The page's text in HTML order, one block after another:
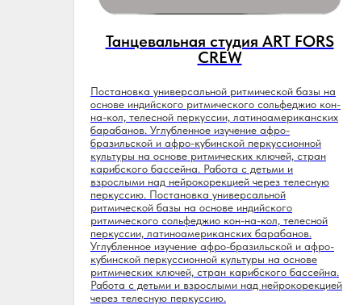
Танцевальная студия ART FORS
CREW
Постановка универсальной ритмической базы на
основе индийского ритмического сольфеджио кон-
на-кол, телесной перкуссии, латиноамериканских
барабанов. Углубленное изучение афро-
бразильской и афро-кубинской перкуссионной
культуры на основе ритмических ключей, стран
карибского бассейна. Работа с детьми и
взрослыми над нейрокорекцией через телесную
перкуссию. Постановка универсальной
ритмической базы на основе индийского
ритмического сольфеджио кон-на-кол, телесной
перкуссии, латиноамериканских барабанов.
Углубленное изучение афро-бразильской и афро-
кубинской перкуссионной культуры на основе
ритмических ключей, стран карибского бассейна.
Работа с детьми и взрослыми над нейрокорекцией
через телесную перкуссию.